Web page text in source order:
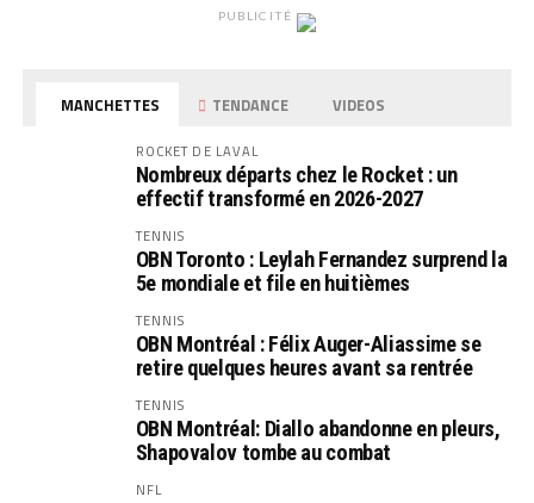
PUBLICITÉ
MANCHETTES TENDANCE VIDEOS
ROCKET DE LAVAL
Nombreux départs chez le Rocket : un
effectif transformé en 2026-2027
TENNIS
OBN Toronto : Leylah Fernandez surprend la
5e mondiale et file en huitièmes
TENNIS
OBN Montréal : Félix Auger-Aliassime se
retire quelques heures avant sa rentrée
TENNIS
OBN Montréal: Diallo abandonne en pleurs,
Shapovalov tombe au combat
NFL